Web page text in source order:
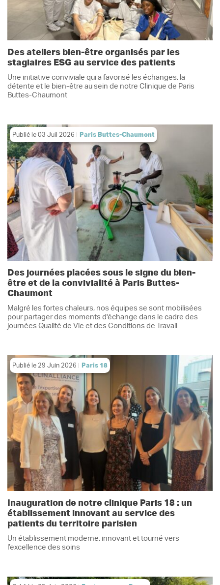
Des ateliers bien-être organisés par les
stagiaires ESG au service des patients
Une initiative conviviale qui a favorisé les échanges, la
détente et le bien-être au sein de notre Clinique de Paris
Buttes-Chaumont
Publié le 03 Juil 2026 Paris Buttes-Chaumont
Des journées placées sous le signe du bien-
être et de la convivialité à Paris Buttes-
Chaumont
Malgré les fortes chaleurs, nos équipes se sont mobilisées
pour partager des moments d'échange dans le cadre des
journées Qualité de Vie et des Conditions de Travail
Publié le 29 Juin 2026 Paris 18
Inauguration de notre clinique Paris 18 : un
établissement innovant au service des
patients du territoire parisien
Un établissement moderne, innovant et tourné vers
l’excellence des soins